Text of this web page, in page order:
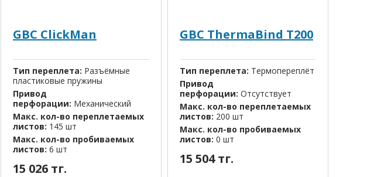
GBC ClickMan
Тип переплета: Разъёмные
пластиковые пружины
Привод
перфорации: Механический
Макс. кол-во переплетаемых
листов: 145 шт
Макс. кол-во пробиваемых
листов: 6 шт
15 026 тг.
GBC ThermaBind T200
Тип переплета: Термопереплёт
Привод
перфорации: Отсутствует
Макс. кол-во переплетаемых
листов: 200 шт
Макс. кол-во пробиваемых
листов: 0 шт
15 504 тг.